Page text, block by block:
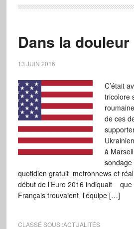
Dans la douleur
13 JUIN 2016
C’était
tricolore
de ces
à
quotidien gratuit metronnews et
début de l’Euro 2016 indiquait
Français trouvaient l’équipe […]
CLASSÉ SOUS :ACTUALITÉS